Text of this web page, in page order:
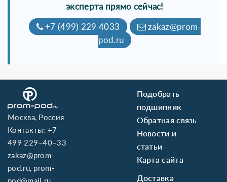
эксперта прямо сейчас!
+7 (499) 229 4033
zakaz@prom-
pod.ru
Москва, Россия
Контакты:+7
499 229–40–33
zakaz@prom-
pod.ru, prom-
Подобрать
подшипник
Обратная связь
Новости и
статьи
Карта сайта
Доставка